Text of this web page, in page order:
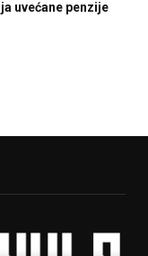
uvećane penzije